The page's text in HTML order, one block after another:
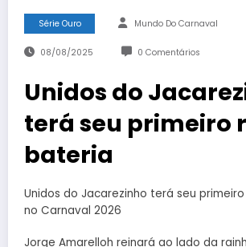
Série Ouro Mundo Do Carnaval
08/08/2025 0 Comentários
Unidos do
terá seu primeiro
bateria
Unidos do Jacarezinho terá seu
no Carnaval 2026
Jorge Amarelloh reinará ao lado da